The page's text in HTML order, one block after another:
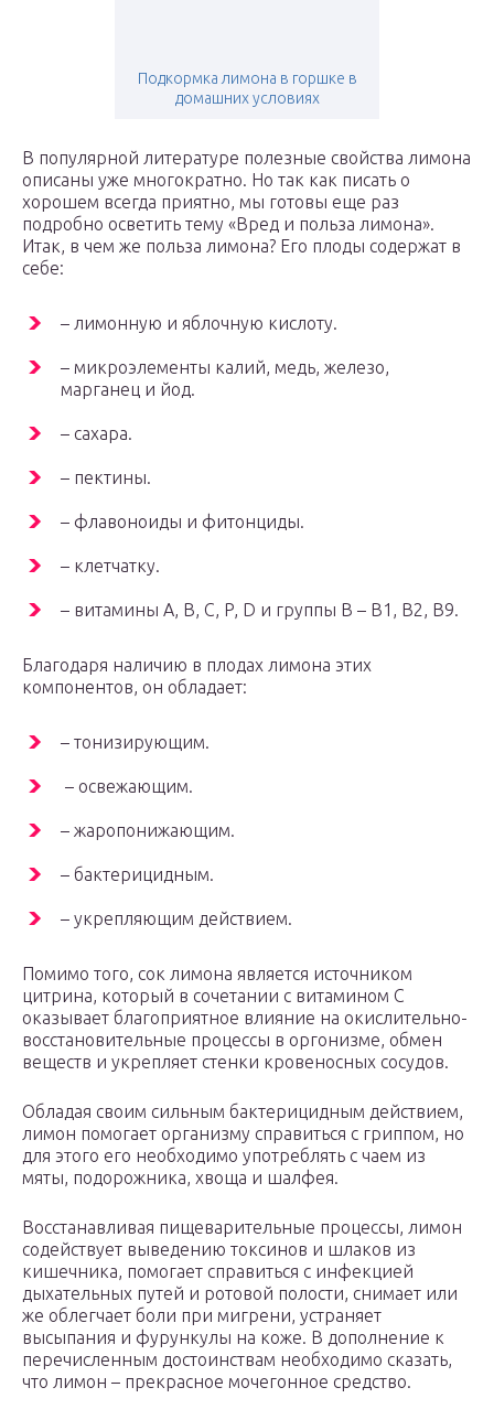
Подкормка лимона в горшке в
домашних условиях
В популярной литературе полезные свойства лимона
описаны уже многократно. Но так как писать о
хорошем всегда приятно, мы готовы еще раз
подробно осветить тему «Вред и польза лимона».
Итак, в чем же польза лимона? Его плоды содержат в
себе:
– лимонную и яблочную кислоту.
– микроэлементы калий, медь, железо,
марганец и йод.
– сахара.
– пектины.
– флавоноиды и фитонциды.
– клетчатку.
– витамины A, B, C, P, D и группы B – B1, B2, B9.
Благодаря наличию в плодах лимона этих
компонентов, он обладает:
– тонизирующим.
– освежающим.
– жаропонижающим.
– бактерицидным.
– укрепляющим действием.
Помимо того, сок лимона является источником
цитрина, который в сочетании с витамином C
оказывает благоприятное влияние на окислительно-
восстановительные процессы в оргонизме, обмен
веществ и укрепляет стенки кровеносных сосудов.
Обладая своим сильным бактерицидным действием,
лимон помогает организму справиться с гриппом, но
для этого его необходимо употреблять с чаем из
мяты, подорожника, хвоща и шалфея.
Восстанавливая пищеварительные процессы, лимон
содействует выведению токсинов и шлаков из
кишечника, помогает справиться с инфекцией
дыхательных путей и ротовой полости, снимает или
же облегчает боли при мигрени, устраняет
высыпания и фурункулы на коже. В дополнение к
перечисленным достоинствам необходимо сказать,
что лимон – прекрасное мочегонное средство.